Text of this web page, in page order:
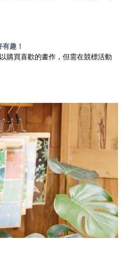
趣！
購買喜歡的畫作，但需在競標活動